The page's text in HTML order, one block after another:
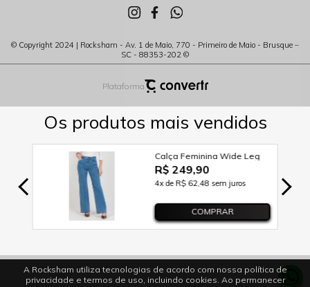
© Copyright 2024 | Rocksham - Av. 1 de Maio, 770 - Primeiro de Maio - Brusque –
SC - 88353-202 ©
Plataforma
A Rocksham utiliza tecnologias de acordo com nossa política de
privacidade e termos de uso, incluindo cookies. Ao permanecer